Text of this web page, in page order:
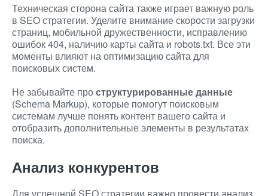
Техническая сторона сайта также играет важную роль
в SEO стратегии. Уделите внимание скорости загрузки
страниц, мобильной дружественности, исправлению
ошибок 404, наличию карты сайта и robots.txt. Все эти
моменты влияют на оптимизацию сайта для
поисковых систем.
Не забывайте проструктурированные данные
(Schema Markup), которые помогут поисковым
системам лучше понять контент вашего сайта и
отобразить дополнительные элементы в результатах
поиска.
Анализ конкурентов